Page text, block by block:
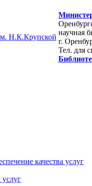
научная
г.
Тел. для
качества услуг
услуг